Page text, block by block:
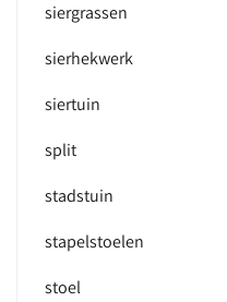
siergrassen
sierhekwerk
siertuin
split
stadstuin
stapelstoelen
stoel